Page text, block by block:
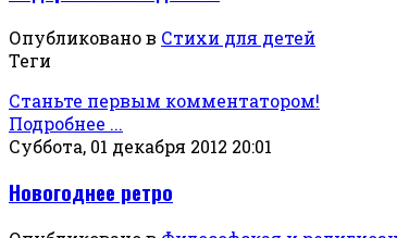
Опубликовано в Стихи для детей
Теги
Станьте первым комментатором!
Подробнее ...
Суббота, 01 декабря 2012 20:01
Новогоднее ретро